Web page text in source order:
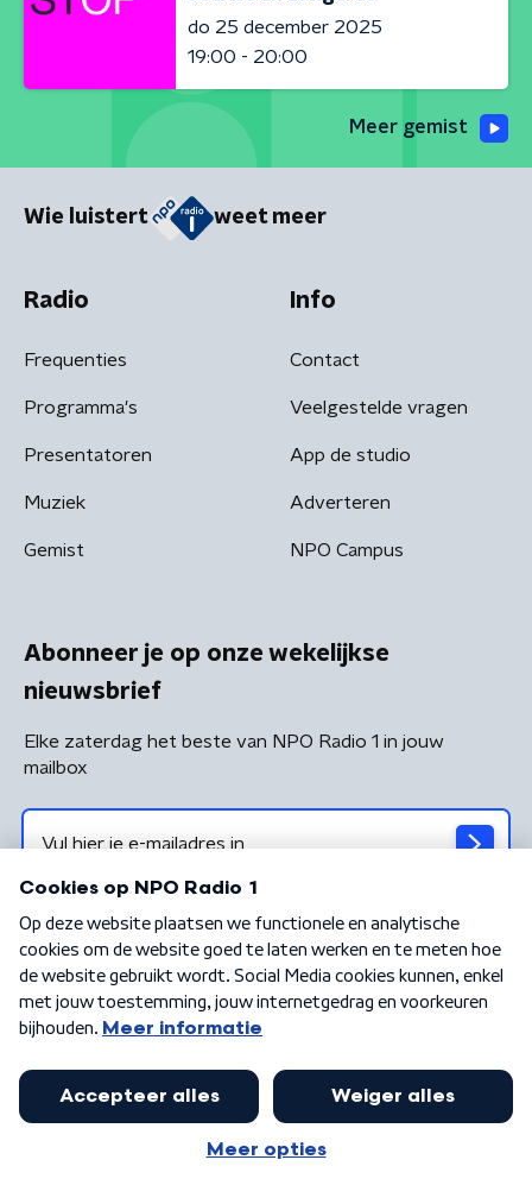
do 25 december 2025
19:00 - 20:00
Meer gemist
Wie luistert weet meer
Radio
Frequenties
Programma's
Presentatoren
Muziek
Gemist
Info
Contact
Veelgestelde vragen
App de studio
Adverteren
NPO Campus
Abonneer je op onze wekelijkse
nieuwsbrief
Elke zaterdag het beste van NPO Radio 1 in jouw
mailbox
Algemene voorwaarden